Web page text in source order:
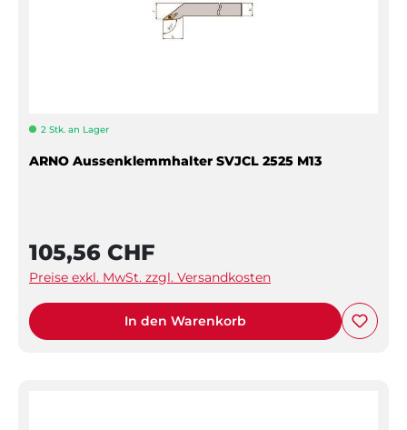
2 Stk. an Lager
ARNO Aussenklemmhalter SVJCL 2525 M13
105,56 CHF
Preise exkl. MwSt. zzgl. Versandkosten
In den Warenkorb